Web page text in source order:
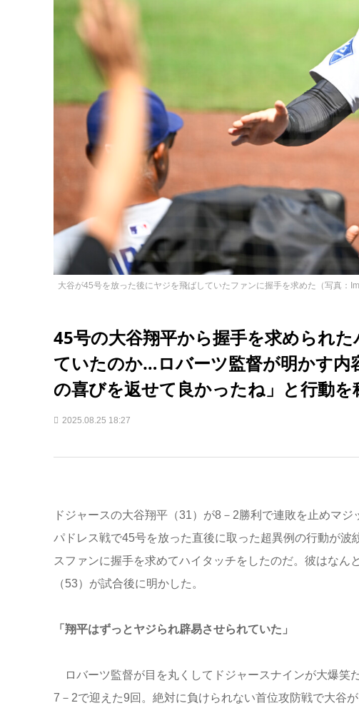
大谷が45号を放った後にヤジを飛ばしていたファンに握手を求めた（写真：
45号の大谷翔平から握手を求められ
ていたのか…ロバーツ監督が明かす
の喜びを返せて良かったね」と行動を
2025.08.25 18:27
ドジャースの大谷翔平（31）が8－2勝利で連敗を止めマ
パドレス戦で45号を放った直後に取った超異例の行動が
スファンに握手を求めてハイタッチをしたのだ。彼はな
（53）が試合後に明かした。
「翔平はずっとヤジられ辟易させられていた」
ロバーツ監督が目を丸くしてドジャースナインが大爆笑だ
7－2で迎えた9回。絶対に負けられない首位攻防戦で大谷